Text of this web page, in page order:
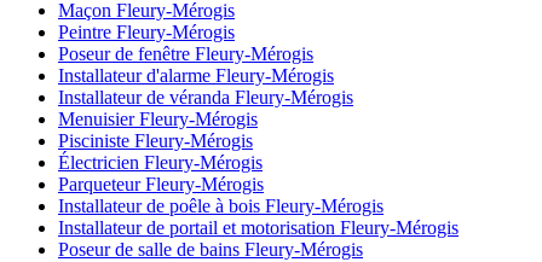
Maçon Fleury-Mérogis
Peintre Fleury-Mérogis
Poseur de fenêtre Fleury-Mérogis
Installateur d'alarme Fleury-Mérogis
Installateur de véranda Fleury-Mérogis
Menuisier Fleury-Mérogis
Pisciniste Fleury-Mérogis
Électricien Fleury-Mérogis
Parqueteur Fleury-Mérogis
Installateur de poêle à bois Fleury-Mérogis
Installateur de portail et motorisation Fleury-Mérogis
Poseur de salle de bains Fleury-Mérogis